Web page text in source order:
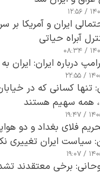
ایران و آمریکا بر
آبراه حیاتی
درباره ایران: ایران
تنها کسانی که در
همه سهیم هستند
فلای بغداد و دو
سیاست ایران تغییری
برخی معتقدند